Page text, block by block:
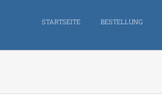
STARTSEITE BESTELLUNG